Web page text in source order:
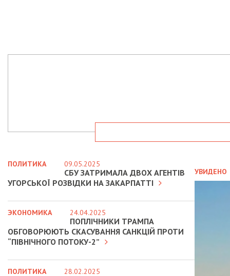
УВИДЕНО
ПОЛИТИКА 09.05.2025
СБУ ЗАТРИМАЛА ДВОХ АГЕНТІВ
УГОРСЬКОЇ РОЗВІДКИ НА ЗАКАРПАТТІ
ЭКОНОМИКА 24.04.2025
ПОПЛІЧНИКИ ТРАМПА
ОБГОВОРЮЮТЬ СКАСУВАННЯ САНКЦІЙ ПРОТИ
“ПІВНІЧНОГО ПОТОКУ-2”
ПОЛИТИКА 28.02.2025